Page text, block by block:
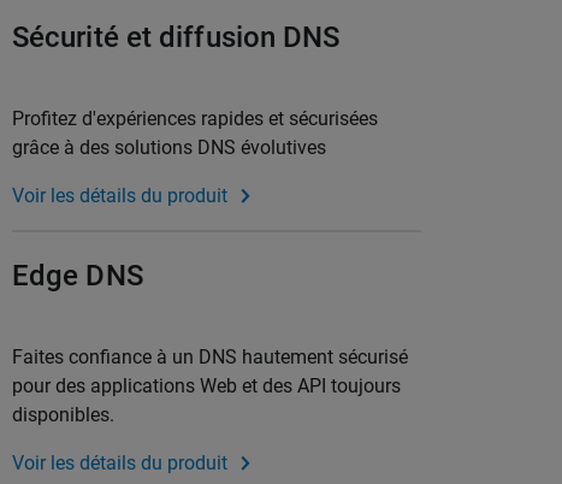
Sécurité et diffusion DNS
Profitez d'expériences rapides et sécurisées
grâce à des solutions DNS évolutives
Voir les détails du produit
Edge DNS
Faites confiance à un DNS hautement sécurisé
pour des applications Web et des API toujours
disponibles.
Voir les détails du produit